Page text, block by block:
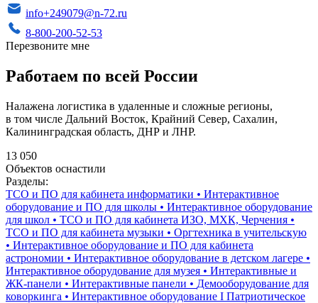
info+249079@n-72.ru
8-800-200-52-53
Перезвоните мне
Работаем по всей России
Налажена логистика в удаленные и сложные регионы,
в том числе Дальний Восток, Крайний Север, Сахалин,
Калининградская область, ДНР и ЛНР.
13 050
Объектов оснастили
Разделы:
ТСО и ПО для кабинета информатики • Интерактивное
оборудование и ПО для школы • Интерактивное оборудование
для школ • ТСО и ПО для кабинета ИЗО, МХК, Черчения •
ТСО и ПО для кабинета музыки • Оргтехника в учительскую
• Интерактивное оборудование и ПО для кабинета
астрономии • Интерактивное оборудование в детском лагере •
Интерактивное оборудование для музея • Интерактивные и
ЖК-панели • Интерактивные панели • Демооборудование для
коворкинга • Интерактивное оборудование I Патриотическое